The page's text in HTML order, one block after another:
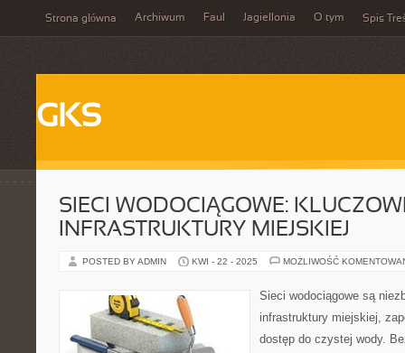
Strona główna Archiwum Faul Jagiellonia O tym Spis
GKS
SIECI WODOCIĄGOWE:
INFRASTRUKTURY MIEJSKIEJ
POSTED BY ADMIN KWI - 22 - 2025 MOŻLIWOŚĆ
Sieci wodociągowe są
infrastruktury miejskiej,
dostęp do czystej wody.